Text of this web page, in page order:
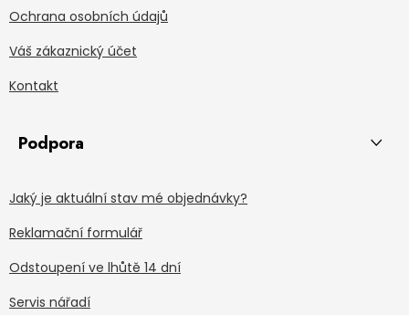
Ochrana osobních údajů
Váš zákaznický účet
Kontakt
Podpora
Jaký je aktuální stav mé objednávky?
Reklamační formulář
Odstoupení ve lhůtě 14 dní
Servis nářadí